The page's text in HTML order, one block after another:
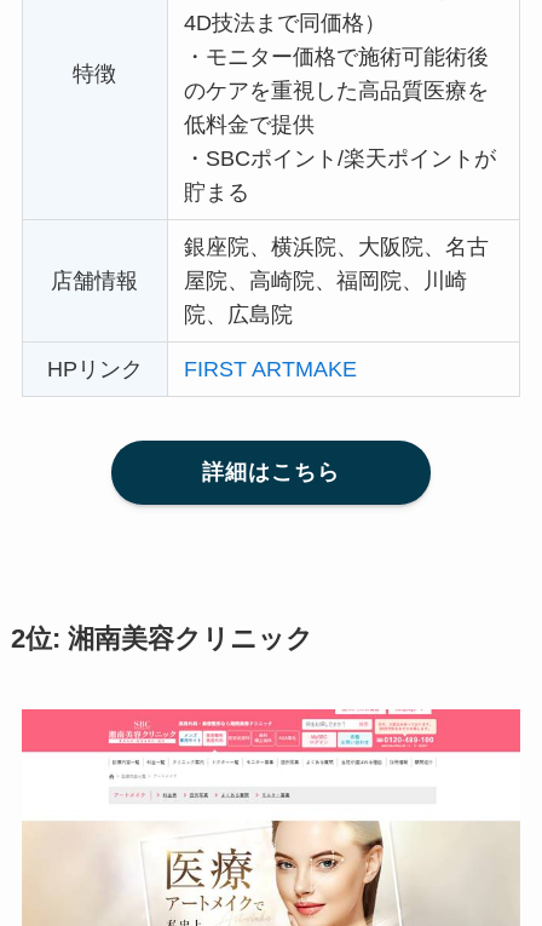
特徴
4D技法まで同価格）
・ モニター価格で施術可能術後
のケアを重視した高品質医療を
低料金で提供
・ SBCポイント/楽天ポイントが
貯まる
店舗情報
銀座院、横浜院、大阪院、名古
屋院、高崎院、福岡院、川崎
院、広島院
HPリンク FIRST ARTMAKE
詳細はこちら
2位: 湘南美容クリニック